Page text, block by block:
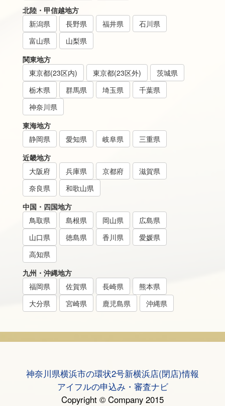
北陸・甲信越地方
新潟県
長野県 福井県
石川県
富山県
山梨県
関東地方
東京都(23区内)
東京都(23区外)
茨城県
栃木県
群馬県 埼玉県
千葉県
神奈川県
東海地方
静岡県
愛知県 岐阜県
三重県
近畿地方
大阪府
兵庫県 京都府
滋賀県
奈良県
和歌山県
中国・四国地方
鳥取県
島根県 岡山県
広島県
山口県
徳島県 香川県
愛媛県
高知県
九州・沖縄地方
福岡県
佐賀県 長崎県
熊本県
大分県
宮崎県 鹿児島県 沖縄県
神奈川県横浜市の環状2号新横浜店(閉店)情報
アイフルの申込み・審査ナビ
Copyright © Company 2015